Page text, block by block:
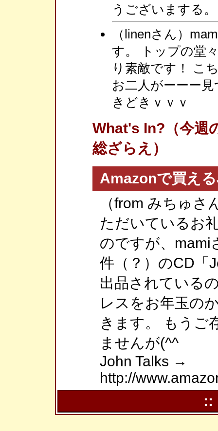
うございまする。
（linenさん）
す。 トップの堂
り素敵です！ こ
お二人がーーー
きどきｖｖｖ
What's In?（今週
総ざらえ）
Amazonで買え
（from みちゅ
ただいているお
のですが、mami
件（？）のCD「
出品されている
レスをお年玉の
きます。 もうご
ませんが(^^ゞ
John Talks →
http://
::